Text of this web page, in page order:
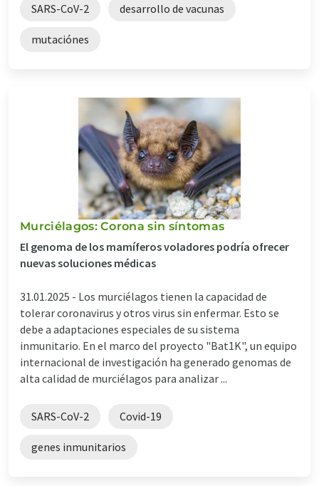
SARS-CoV-2 desarrollo de vacunas
mutaciónes
Murciélagos: Corona sin síntomas
El genoma de los mamíferos voladores podría ofrecer
nuevas soluciones médicas
31.01.2025 - Los murciélagos tienen la capacidad de
tolerar coronavirus y otros virus sin enfermar. Esto se
debe a adaptaciones especiales de su sistema
inmunitario. En el marco del proyecto "Bat1K", un equipo
internacional de investigación ha generado genomas de
alta calidad de murciélagos para analizar ...
SARS-CoV-2 Covid-19
genes inmunitarios